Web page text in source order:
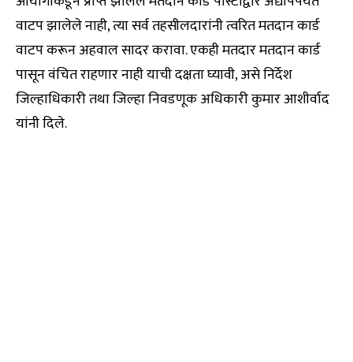
वाटप झालेले नाही, त्या सर्व तहसीलदारांनी त्वरित मतदान कार्ड
वाटप करून अहवाल सादर करावा. एकही मतदार मतदान कार्ड
पासून वंचित राहणार नाही याची दक्षता घ्यावी, असे निर्देश
जिल्हाधिकारी तथा जिल्हा निवडणूक अधिकारी कुमार आशीर्वाद
यांनी दिले.